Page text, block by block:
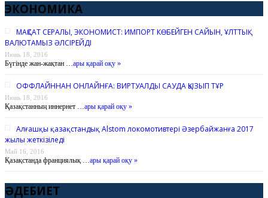
ЭКОНОМИКА
МАҚСАТ СЕРАЛЫ, ЭКОНОМИСТ: ИМПОРТ КӨБЕЙГЕН САЙЫН, ҰЛТТЫҚ
ВАЛЮТАМЫЗ ӘЛСІРЕЙДІ
Июнь 18, 2016
Бүгінде жан-жақтан …ары қарай оқу »
ОФФЛАЙННАН ОНЛАЙНҒА: ВИРТУАЛДЫ САУДА ҚЫЗЫП ТҰР
Июнь 18, 2016
Қазақстанның иннернет …ары қарай оқу »
Алғашқы қазақстандық Alstom локомотивтері Әзербайжанға 2017
жылы жеткізіледі
Май 16, 2016
Қазақстанда франциялық …ары қарай оқу »
ӘДЕБИЕТ